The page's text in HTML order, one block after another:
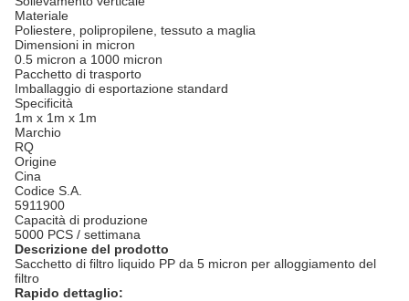
Materiale
Poliestere, polipropilene, tessuto a maglia
Dimensioni in micron
0.5 micron a 1000 micron
Pacchetto di trasporto
Imballaggio di esportazione standard
Specificità
1m x 1m x 1m
Marchio
RQ
Origine
Cina
Codice S.A.
5911900
Capacità di produzione
5000 PCS / settimana
Descrizione del prodotto
Sacchetto di filtro liquido PP da 5 micron per alloggiamento del
filtro
Rapido dettaglio: